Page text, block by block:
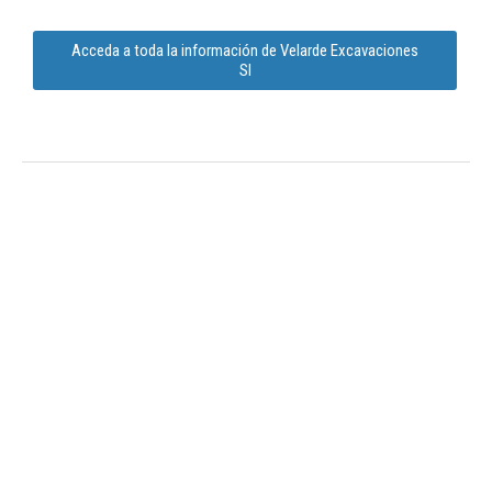
Acceda a toda la información de Velarde Excavaciones
Sl